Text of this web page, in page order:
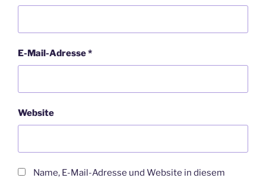
E-Mail-Adresse*
Website
Name, E-Mail-Adresse und Website in diesem